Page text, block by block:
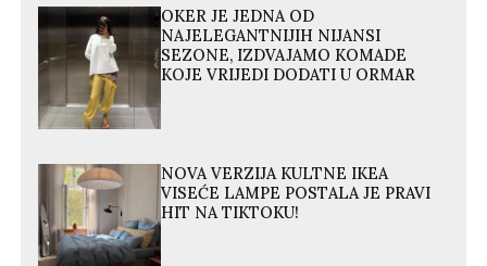
OKER JE JEDNA OD
NAJELEGANTNIJIH NIJANSI
SEZONE, IZDVAJAMO KOMADE
KOJE VRIJEDI DODATI U ORMAR
NOVA VERZIJA KULTNE IKEA
VISEĆE LAMPE POSTALA JE PRAVI
HIT NA TIKTOKU!